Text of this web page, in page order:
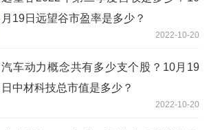
月19日远望谷市盈率是多少？
2022-10-20
汽车动力概念共有多少支个股？10月19
日中材科技总市值是多少？
2022-10-20